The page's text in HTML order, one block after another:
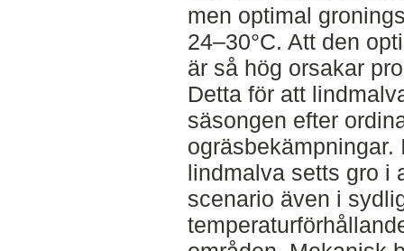
men optimal
24–30°C. Att den
är så hög orsakar
Detta för att
säsongen efter
lindmalva setts gro i
scenario även i